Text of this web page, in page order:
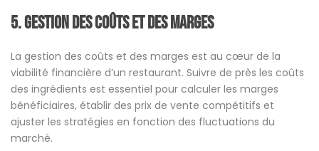
5. Gestion des Coûts et des Marges
La gestion des coûts et des marges est au cœur de la
viabilité financière d’un restaurant. Suivre de près les coûts
des ingrédients est essentiel pour calculer les marges
bénéficiaires, établir des prix de vente compétitifs et
ajuster les stratégies en fonction des fluctuations du
marché.